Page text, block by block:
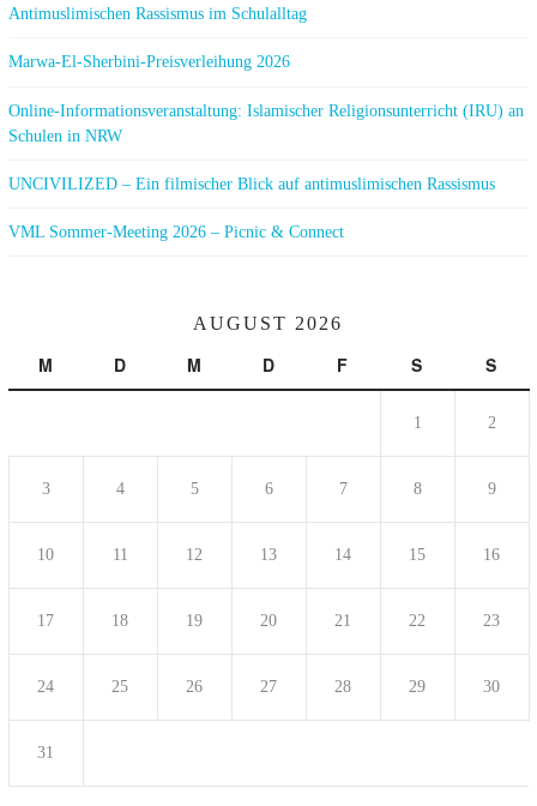
Antimuslimischen Rassismus im Schulalltag
Marwa-El-Sherbini-Preisverleihung 2026
Online-Informationsveranstaltung: Islamischer Religionsunterricht (IRU) an
Schulen in NRW
UNCIVILIZED – Ein filmischer Blick auf antimuslimischen Rassismus
VML Sommer-Meeting 2026 – Picnic & Connect
AUGUST 2026
M D M D F S S
1 2
3 4 5 6 7 8 9
10 11 12 13 14 15 16
17 18 19 20 21 22 23
24 25 26 27 28 29 30
31